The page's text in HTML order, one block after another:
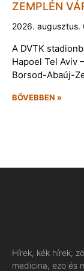
ZEMPLÉN
2026.
A DVTK
Hapoel Tel Aviv
Borsod-Abaúj-
BŐVEBBEN »
Hírek, kék hírek,
medicina, ezo és